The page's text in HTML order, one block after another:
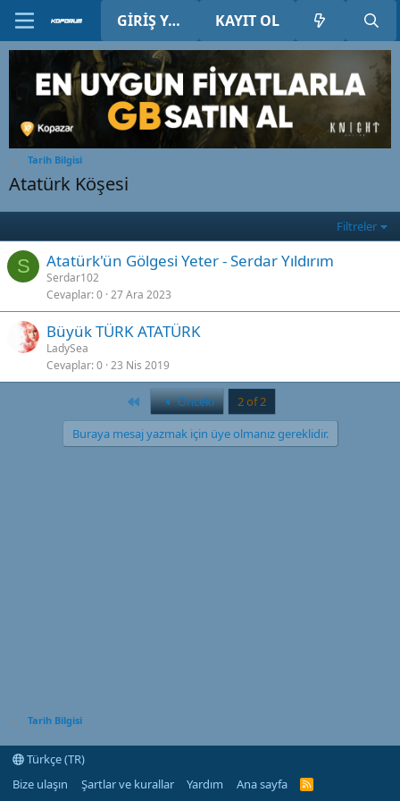
GIRIŞ YAP KAYIT OL
Tarih Bilgisi
Atatürk Köşesi
Filtreler
S Atatürk'ün Gölgesi Yeter - Serdar Yıldırım
Serdar102
Cevaplar 0 27 Ara 2023
Büyük TÜRK ATATÜRK
LadySea
Cevaplar 0 23 Nis 2019
BirinciÖnceki
2 of 2
Buraya mesaj yazmak için üye olmanız gereklidir.
Tarih Bilgisi
Türkçe (TR)
Bize ulaşın
Şartlar ve kurallar Yardım Ana sayfa
R